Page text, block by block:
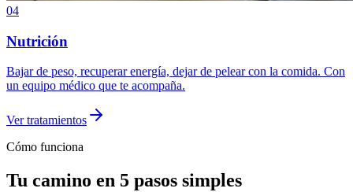
04
Nutrición
Bajar de peso, recuperar energía, dejar de pelear con la comida. Con
un equipo médico que te acompaña.
Ver tratamientos
Cómo funciona
Tu camino en 5 pasos simples